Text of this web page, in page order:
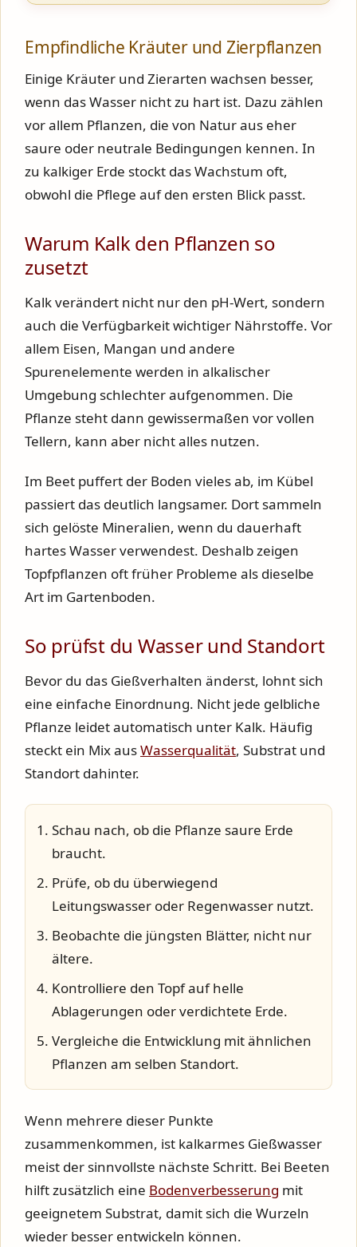
Empfindliche Kräuter und Zierpflanzen
Einige Kräuter und Zierarten wachsen besser,
wenn das Wasser nicht zu hart ist. Dazu zählen
vor allem Pflanzen, die von Natur aus eher
saure oder neutrale Bedingungen kennen. In
zu kalkiger Erde stockt das Wachstum oft,
obwohl die Pflege auf den ersten Blick passt.
Warum Kalk den Pflanzen so
zusetzt
Kalk verändert nicht nur den pH-Wert, sondern
auch die Verfügbarkeit wichtiger Nährstoffe. Vor
allem Eisen, Mangan und andere
Spurenelemente werden in alkalischer
Umgebung schlechter aufgenommen. Die
Pflanze steht dann gewissermaßen vor vollen
Tellern, kann aber nicht alles nutzen.
Im Beet puffert der Boden vieles ab, im Kübel
passiert das deutlich langsamer. Dort sammeln
sich gelöste Mineralien, wenn du dauerhaft
hartes Wasser verwendest. Deshalb zeigen
Topfpflanzen oft früher Probleme als dieselbe
Art im Gartenboden.
So prüfst du Wasser und Standort
Bevor du das Gießverhalten änderst, lohnt sich
eine einfache Einordnung. Nicht jede gelbliche
Pflanze leidet automatisch unter Kalk. Häufig
steckt ein Mix ausWasserqualität, Substrat und
Standort dahinter.
Schau nach, ob die Pflanze saure Erde
braucht.
Prüfe, ob du überwiegend
Leitungswasser oder Regenwasser nutzt.
Beobachte die jüngsten Blätter, nicht nur
ältere.
Kontrolliere den Topf auf helle
Ablagerungen oder verdichtete Erde.
Vergleiche die Entwicklung mit ähnlichen
Pflanzen am selben Standort.
Wenn mehrere dieser Punkte
zusammenkommen, ist kalkarmes Gießwasser
meist der sinnvollste nächste Schritt. Bei Beeten
hilft zusätzlich eine Bodenverbesserung mit
geeignetem Substrat, damit sich die Wurzeln
wieder besser entwickeln können.